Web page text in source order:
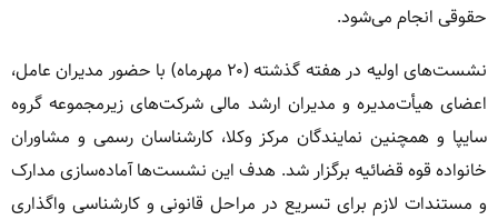
حقوقی انجام می‌شود.
نشست‌های اولیه در هفته گذشته (۲۰ مهرماه) با حضور مدیران عامل،
اعضای هیأت‌مدیره و مدیران ارشد مالی شرکت‌های زیرمجموعه گروه
سایپا و همچنین نمایندگان مرکز وکلا، کارشناسان رسمی و مشاوران
خانواده قوه قضائیه برگزار شد. هدف این نشست‌ها آماده‌سازی مدارک
و مستندات لازم برای تسریع در مراحل قانونی و کارشناسی واگذاری